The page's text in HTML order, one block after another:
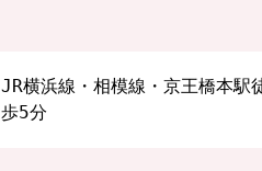
JR横浜線・相模線・京王橋本駅
歩5分